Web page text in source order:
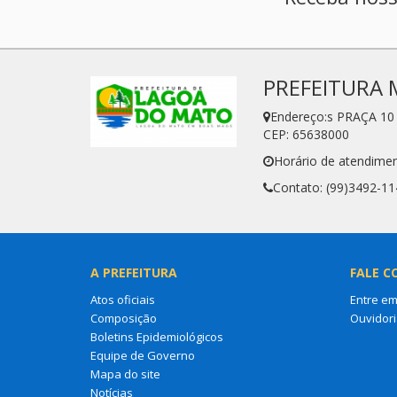
Endereço:s PRAÇA
CEP: 65638000
Horário de
Contato: (99)3492-
A PREFEITURA
Atos oficiais
Composição
Boletins Epidemiológicos
Equipe de Governo
Mapa do site
Notícias
FALE
Entre